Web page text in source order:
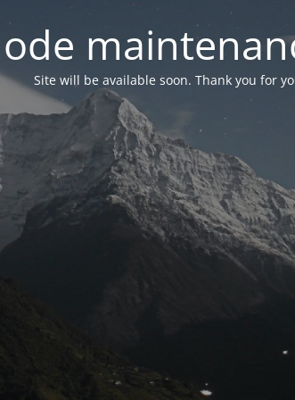
Site will be available soon. Thank you for